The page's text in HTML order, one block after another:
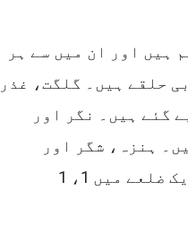
ہیں اور ان میں سے ہر
سے زیادہ یعنی 4، 4 انتخابی حلقے ہیں۔ گلگت، غذر
قائم کیے گئے ہیں۔ نگر اور
آئے ہیں۔ ہنزہ، شگر اور
کھرمنگ چھوٹے اضلاع ہیں اور ان میں سے ہر ایک ضلعے میں 1، 1